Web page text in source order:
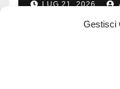
Gestisci
LUG 21, 2026